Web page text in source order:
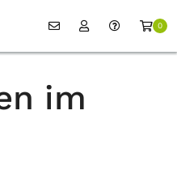
0
im